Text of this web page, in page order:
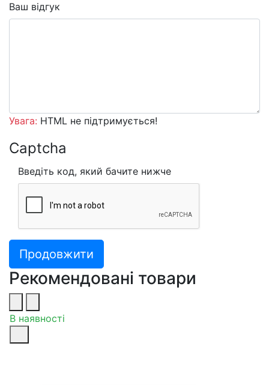
Ваш відгук
Увага: HTML не підтримується!
Captcha
Введіть код, який бачите нижче
Продовжити
Рекомендовані товари
В наявності